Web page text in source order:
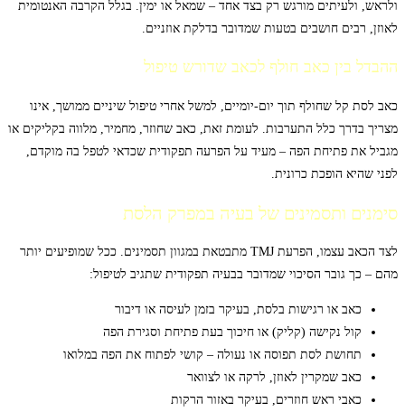
ולראש, ולעיתים מורגש רק בצד אחד – שמאל או ימין. בגלל הקרבה האנטומית
לאוזן, רבים חושבים בטעות שמדובר בדלקת אוזניים.
ההבדל בין כאב חולף לכאב שדורש טיפול
כאב לסת קל שחולף תוך יום-יומיים, למשל אחרי טיפול שיניים ממושך, אינו
מצריך בדרך כלל התערבות. לעומת זאת, כאב שחוזר, מחמיר, מלווה בקליקים או
מגביל את פתיחת הפה – מעיד על הפרעה תפקודית שכדאי לטפל בה מוקדם,
לפני שהיא הופכת כרונית.
סימנים ותסמינים של בעיה במפרק הלסת
לצד הכאב עצמו, הפרעת TMJ מתבטאת במגוון תסמינים. ככל שמופיעים יותר
מהם – כך גובר הסיכוי שמדובר בבעיה תפקודית שתגיב לטיפול:
כאב או רגישות בלסת, בעיקר בזמן לעיסה או דיבור
קול נקישה (קליק) או חיכוך בעת פתיחת וסגירת הפה
תחושת לסת תפוסה או נעולה – קושי לפתוח את הפה במלואו
כאב שמקרין לאוזן, לרקה או לצוואר
כאבי ראש חוזרים, בעיקר באזור הרקות